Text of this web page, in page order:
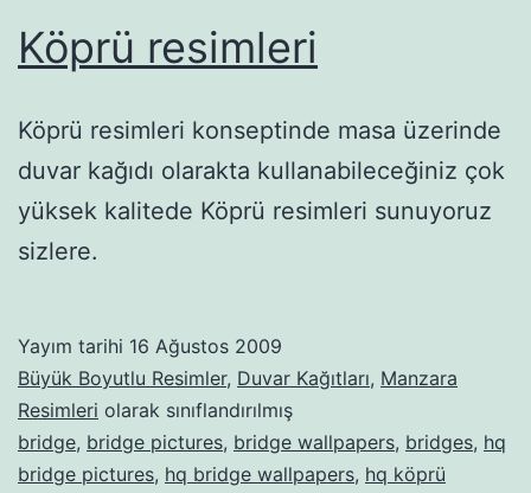
Köprü resimleri
Köprü resimleri konseptinde masa üzerinde
duvar kağıdı olarakta kullanabileceğiniz çok
yüksek kalitede Köprü resimleri sunuyoruz
sizlere.
Yayım tarihi 16 Ağustos 2009
Büyük Boyutlu Resimler, Duvar Kağıtları, Manzara
Resimleri olarak sınıflandırılmış
bridge, bridge pictures, bridge wallpapers, bridges, hq
bridge pictures, hq bridge wallpapers, hq köprü